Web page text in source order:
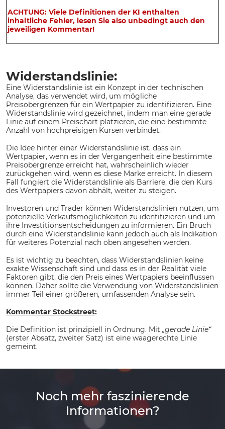
ACHTUNG: Viele Definitionen der KI enthalten
inhaltliche Fehler, lesen Sie also unbedingt auch den
jeweiligen Kommentar!
Widerstandslinie:
Eine Widerstandslinie ist ein Konzept in der technischen
Analyse, das verwendet wird, um mögliche
Preisobergrenzen für ein Wertpapier zu identifizieren. Eine
Widerstandslinie wird gezeichnet, indem man eine gerade
Linie auf einem Preischart platzieren, die eine bestimmte
Anzahl von hochpreisigen Kursen verbindet.
Die Idee hinter einer Widerstandslinie ist, dass ein
Wertpapier, wenn es in der Vergangenheit eine bestimmte
Preisobergrenze erreicht hat, wahrscheinlich wieder
zurückgehen wird, wenn es diese Marke erreicht. In diesem
Fall fungiert die Widerstandslinie als Barriere, die den Kurs
des Wertpapiers davon abhält, weiter zu steigen.
Investoren und Trader können Widerstandslinien nutzen, um
potenzielle Verkaufsmöglichkeiten zu identifizieren und um
ihre Investitionsentscheidungen zu informieren. Ein Bruch
durch eine Widerstandslinie kann jedoch auch als Indikation
für weiteres Potenzial nach oben angesehen werden.
Es ist wichtig zu beachten, dass Widerstandslinien keine
exakte Wissenschaft sind und dass es in der Realität viele
Faktoren gibt, die den Preis eines Wertpapiers beeinflussen
können. Daher sollte die Verwendung von Widerstandslinien
immer Teil einer größeren, umfassenden Analyse sein.
Kommentar Stockstreet:
Die Definition ist prinzipiell in Ordnung. Mit „gerade Linie“
(erster Absatz, zweiter Satz) ist eine waagerechte Linie
gemeint.
Noch mehr faszinierende
Informationen?